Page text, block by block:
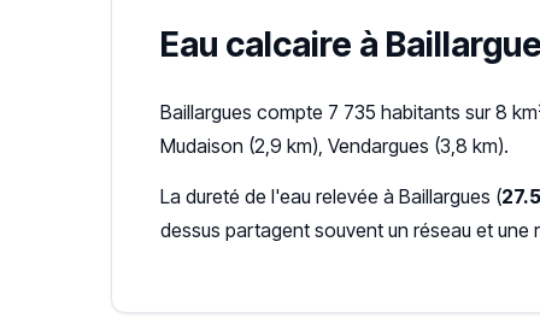
Eau calcaire à
Baillargues compte 7 735 habitants sur 8
Mudaison (2,9 km), Vendargues (3,8 km).
La dureté de l'eau relevée à Baillargues (
dessus partagent souvent un réseau et